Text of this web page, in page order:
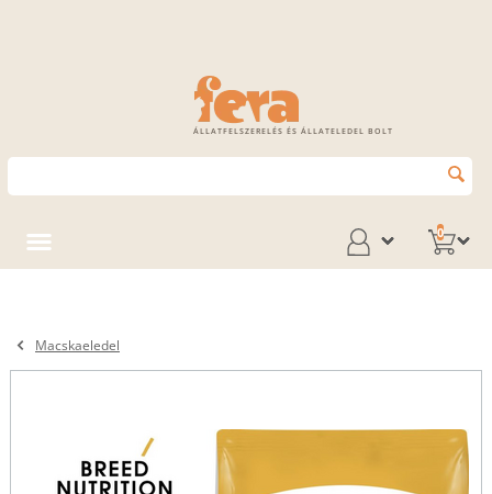
ÁLLATFELSZERELÉS ÉS ÁLLATELEDEL BOLT
0
Macskaeledel